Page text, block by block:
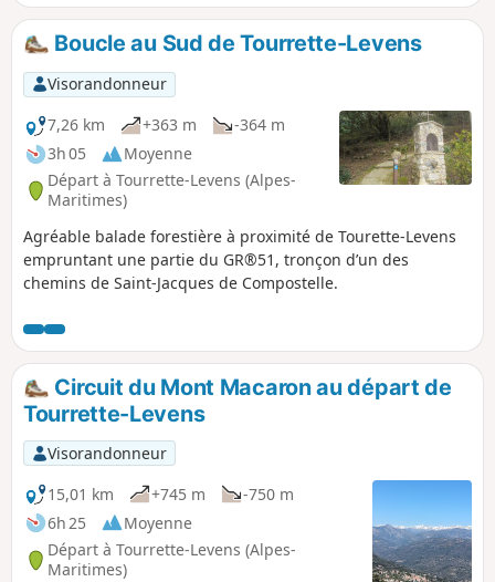
exceptionnel sur Nice, le littoral et
l'Estérel.Le retour par le canal, est tout
aussi intéressant, il surplombe sur plus
de 2 km, la vallée du Var.
Boucle au Sud de Tourrette-Levens
Visorandonneur
7,26 km
+363 m
-364 m
3h 05
Moyenne
Départ à Tourrette-Levens (Alpes-
Maritimes)
Agréable balade forestière à proximité de Tourette-Levens
empruntant une partie du GR®51, tronçon d’un des
chemins de Saint-Jacques de Compostelle.
Circuit du Mont Macaron au départ de
Tourrette-Levens
Visorandonneur
15,01 km
+745 m
-750 m
6h 25
Moyenne
Départ à Tourrette-Levens (Alpes-
Maritimes)